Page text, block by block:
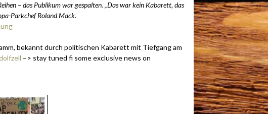
– das Publikum war gespalten. „Das war kein Kabarett, das
Parkchef Roland Mack.
bekannt durch politischen Kabarett mit Tiefgang am
–> stay tuned fi some exclusive news on